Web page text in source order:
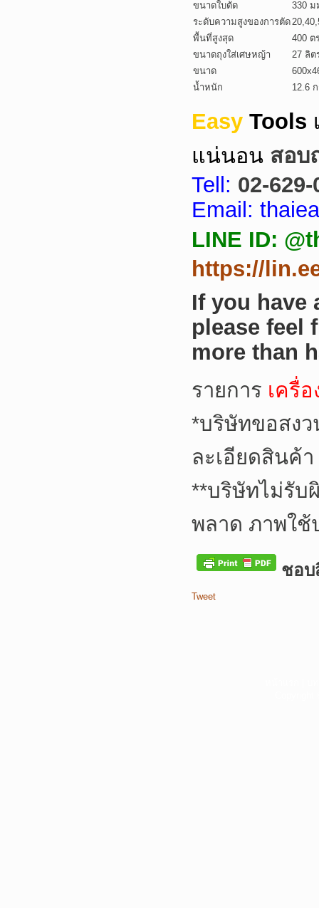
ขนาดใบตัด
330 ม
ระดับความสูงของการตัด
พื้นที่สูงสุด
400 ต
ขนาดถุงใส่เศษหญ้า
27 ลิต
ขนาด
น้ำหนัก
12.6
Easy Tools
แน่นอน สอบ
Tell: 02-629-
Email:
LINE ID:
https://
If you have
please feel
more than
รายการ เครื่
*บริษัทขอสงว
ละเอียดสินค้
**บริษัทไม่รับ
พลาด ภาพใ
ชอบ
Tweet